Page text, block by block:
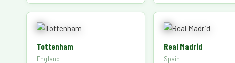
Tottenham
England
Real Madrid
Spain